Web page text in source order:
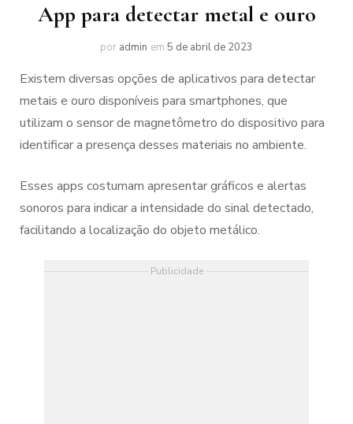
App para detectar metal e ouro
por admin em 5 de abril de 2023
Existem diversas opções de aplicativos para detectar
metais e ouro disponíveis para smartphones, que
utilizam o sensor de magnetômetro do dispositivo para
identificar a presença desses materiais no ambiente.
Esses apps costumam apresentar gráficos e alertas
sonoros para indicar a intensidade do sinal detectado,
facilitando a localização do objeto metálico.
Publicidade